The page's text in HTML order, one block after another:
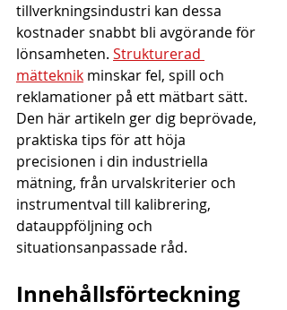
tillverkningsindustri kan dessa
kostnader snabbt bli avgörande för
lönsamheten. Strukturerad
mätteknik minskar fel, spill och
reklamationer på ett mätbart sätt.
Den här artikeln ger dig beprövade,
praktiska tips för att höja
precisionen i din industriella
mätning, från urvalskriterier och
instrumentval till kalibrering,
datauppföljning och
situationsanpassade råd.
Innehållsförteckning